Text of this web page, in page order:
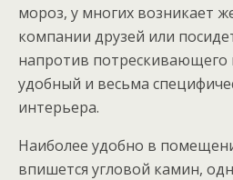
мороз, у многих возникает
компании друзей или
напротив потрескивающего
удобный и весьма
интерьера.
Наиболее удобно в
впишется угловой камин,